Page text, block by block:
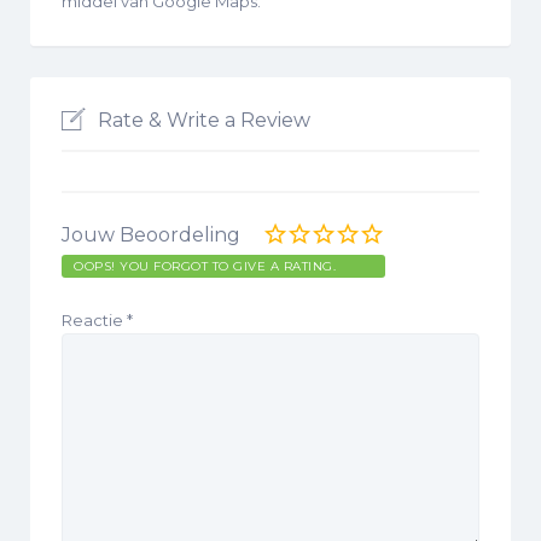
Rate & Write a Review
Jouw Beoordeling
OOPS! YOU FORGOT TO GIVE A RATING.
Reactie *